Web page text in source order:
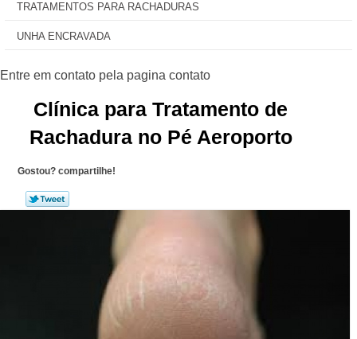
TRATAMENTOS PARA RACHADURAS
UNHA ENCRAVADA
Clínica para Tratamento de
Rachadura no Pé Aeroporto
Gostou? compartilhe!